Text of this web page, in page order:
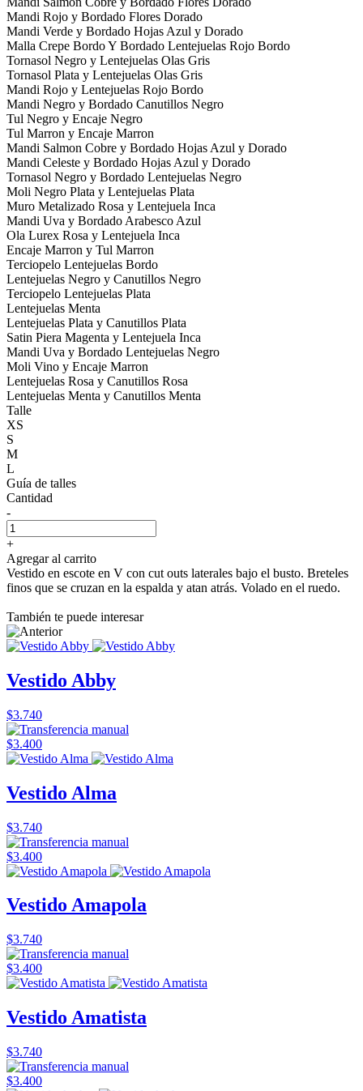
Mandi Rojo y Bordado Flores Dorado
Mandi Verde y Bordado Hojas Azul y Dorado
Malla Crepe Bordo Y Bordado Lentejuelas Rojo Bordo
Tornasol Negro y Lentejuelas Olas Gris
Tornasol Plata y Lentejuelas Olas Gris
Mandi Rojo y Lentejuelas Rojo Bordo
Mandi Negro y Bordado Canutillos Negro
Tul Negro y Encaje Negro
Tul Marron y Encaje Marron
Mandi Salmon Cobre y Bordado Hojas Azul y Dorado
Mandi Celeste y Bordado Hojas Azul y Dorado
Tornasol Negro y Bordado Lentejuelas Negro
Moli Negro Plata y Lentejuelas Plata
Muro Metalizado Rosa y Lentejuela Inca
Mandi Uva y Bordado Arabesco Azul
Ola Lurex Rosa y Lentejuela Inca
Encaje Marron y Tul Marron
Terciopelo Lentejuelas Bordo
Lentejuelas Negro y Canutillos Negro
Terciopelo Lentejuelas Plata
Lentejuelas Menta
Lentejuelas Plata y Canutillos Plata
Satin Piera Magenta y Lentejuela Inca
Mandi Uva y Bordado Lentejuelas Negro
Moli Vino y Encaje Marron
Lentejuelas Rosa y Canutillos Rosa
Lentejuelas Menta y Canutillos Menta
Talle
XS
S
M
L
Guía de talles
Cantidad
-
+
Agregar al carrito
Vestido en escote en V con cut outs laterales bajo el busto. Breteles
finos que se cruzan en la espalda y atan atrás. Volado en el ruedo.
También te puede interesar
Vestido Abby
$3.740
$3.400
Vestido Alma
$3.740
$3.400
Vestido Amapola
$3.740
$3.400
Vestido Amatista
$3.740
$3.400